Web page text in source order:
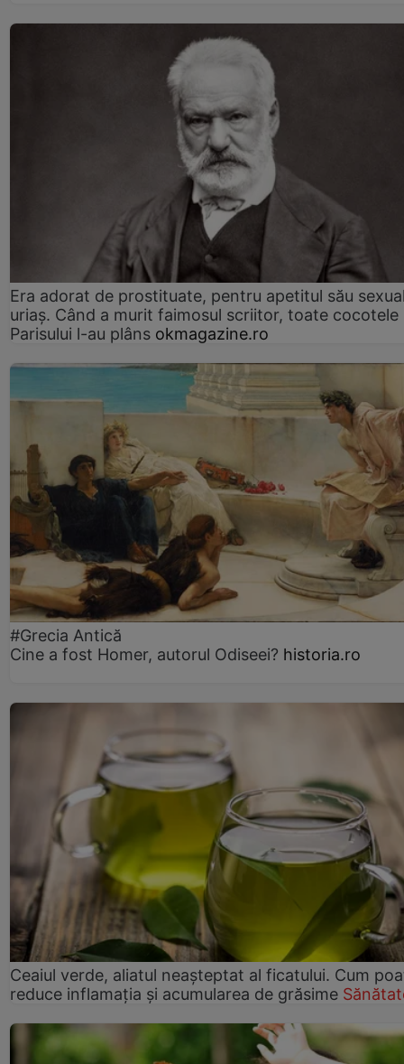
Era adorat de prostituate, pentru apetitul său
uriaș. Când a murit faimosul scriitor, toate cocotele
Parisului l-au plâns okmagazine.ro
#Grecia Antică
Cine a fost Homer, autorul Odiseei? historia.ro
Ceaiul verde, aliatul neașteptat al ficatului. Cum
reduce inflamația și acumularea de grăsime